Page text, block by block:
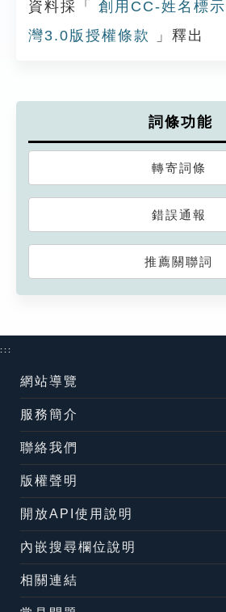
資料採「
創用CC-姓名標
灣3.0版授權條款
」釋出
詞條功能
轉寄詞條
錯誤通報
推薦關聯詞
:::
網站導覽
服務簡介
聯絡我們
版權聲明
開放API使用說明
內嵌搜尋欄位說明
相關連結